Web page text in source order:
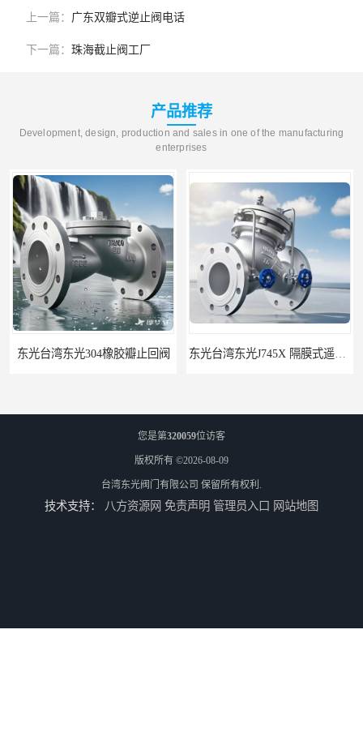
上一篇： 广东双瓣式逆止阀电话
下一篇： 珠海截止阀工厂
产品推荐
Development, design, production and sales in one of the manufacturing
enterprises
东光台湾东光304橡胶瓣止回阀
您是第320059位访客
版权所有 ©2026-08-09
台湾东光阀门有限公司 保留所有权利.
技术支持： 八方资源网 免责声明 管理员入口 网站地图